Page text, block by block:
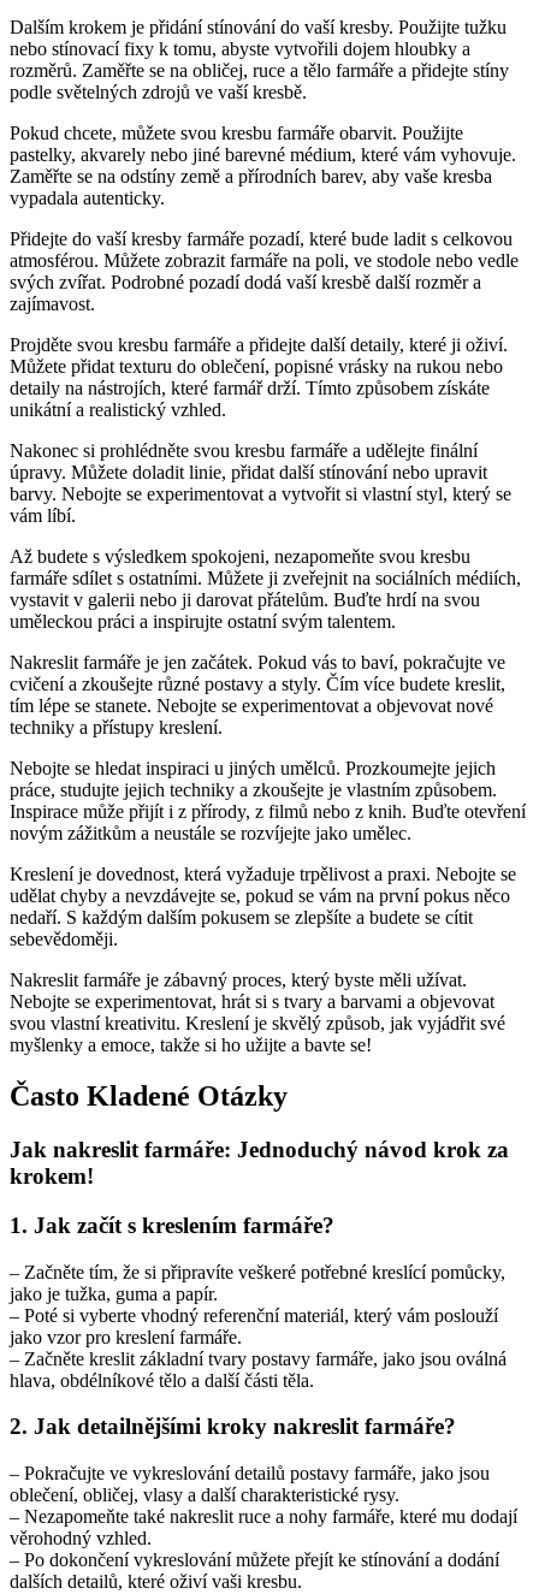
Dalším krokem je přidání stínování do vaší kresby. Použijte tužku
nebo stínovací fixy k tomu, abyste vytvořili dojem hloubky a
rozměrů. Zaměřte se na obličej, ruce a tělo farmáře a přidejte stíny
podle světelných zdrojů ve vaší kresbě.
Pokud chcete, můžete svou kresbu farmáře obarvit. Použijte
pastelky, akvarely nebo jiné barevné médium, které vám vyhovuje.
Zaměřte se na odstíny země a přírodních barev, aby vaše kresba
vypadala autenticky.
Přidejte do vaší kresby farmáře pozadí, které bude ladit s celkovou
atmosférou. Můžete zobrazit farmáře na poli, ve stodole nebo vedle
svých zvířat. Podrobné pozadí dodá vaší kresbě další rozměr a
zajímavost.
Projděte svou kresbu farmáře a přidejte další detaily, které ji oživí.
Můžete přidat texturu do oblečení, popisné vrásky na rukou nebo
detaily na nástrojích, které farmář drží. Tímto způsobem získáte
unikátní a realistický vzhled.
Nakonec si prohlédněte svou kresbu farmáře a udělejte finální
úpravy. Můžete doladit linie, přidat další stínování nebo upravit
barvy. Nebojte se experimentovat a vytvořit si vlastní styl, který se
vám líbí.
Až budete s výsledkem spokojeni, nezapomeňte svou kresbu
farmáře sdílet s ostatními. Můžete ji zveřejnit na sociálních médiích,
vystavit v galerii nebo ji darovat přátelům. Buďte hrdí na svou
uměleckou práci a inspirujte ostatní svým talentem.
Nakreslit farmáře je jen začátek. Pokud vás to baví, pokračujte ve
cvičení a zkoušejte různé postavy a styly. Čím více budete kreslit,
tím lépe se stanete. Nebojte se experimentovat a objevovat nové
techniky a přístupy kreslení.
Nebojte se hledat inspiraci u jiných umělců. Prozkoumejte jejich
práce, studujte jejich techniky a zkoušejte je vlastním způsobem.
Inspirace může přijít i z přírody, z filmů nebo z knih. Buďte otevření
novým zážitkům a neustále se rozvíjejte jako umělec.
Kreslení je dovednost, která vyžaduje trpělivost a praxi. Nebojte se
udělat chyby a nevzdávejte se, pokud se vám na první pokus něco
nedaří. S každým dalším pokusem se zlepšíte a budete se cítit
sebevědoměji.
Nakreslit farmáře je zábavný proces, který byste měli užívat.
Nebojte se experimentovat, hrát si s tvary a barvami a objevovat
svou vlastní kreativitu. Kreslení je skvělý způsob, jak vyjádřit své
myšlenky a emoce, takže si ho užijte a bavte se!
Často Kladené Otázky
Jak nakreslit farmáře: Jednoduchý návod krok za
krokem!
1. Jak začít s kreslením farmáře?
– Začněte tím, že si připravíte veškeré potřebné kreslící pomůcky,
jako je tužka, guma a papír.
– Poté si vyberte vhodný referenční materiál, který vám poslouží
jako vzor pro kreslení farmáře.
– Začněte kreslit základní tvary postavy farmáře, jako jsou oválná
hlava, obdélníkové tělo a další části těla.
2. Jak detailnějšími kroky nakreslit farmáře?
– Pokračujte ve vykreslování detailů postavy farmáře, jako jsou
oblečení, obličej, vlasy a další charakteristické rysy.
– Nezapomeňte také nakreslit ruce a nohy farmáře, které mu dodají
věrohodný vzhled.
– Po dokončení vykreslování můžete přejít ke stínování a dodání
dalších detailů, které oživí vaši kresbu.